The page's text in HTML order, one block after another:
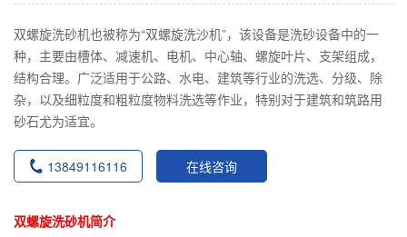
双螺旋洗砂机也被称为“双螺旋洗沙机”，该设备是洗砂设备中的一
种，主要由槽体、减速机、电机、中心轴、螺旋叶片、支架组成，
结构合理。广泛适用于公路、水电、建筑等行业的洗选、分级、除
杂，以及细粒度和粗粒度物料洗选等作业，特别对于建筑和筑路用
砂石尤为适宜。
13849116116 在线咨询
双螺旋洗砂机简介